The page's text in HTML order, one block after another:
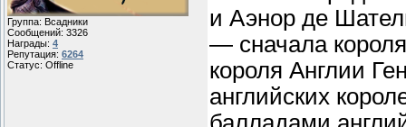
Группа: Всадники
Сообщений: 3326
Награды: 4
Репутация: 6264
Статус: Offline
и Аэнор де
— сначала
короля Англии
английских